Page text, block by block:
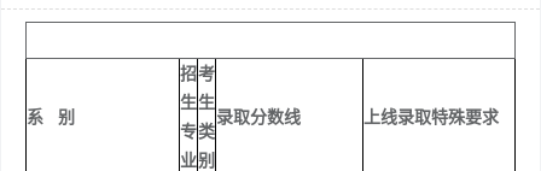
系 别
招
生
专
业
考
生
类
别
录取分数线 上线录取特殊要求